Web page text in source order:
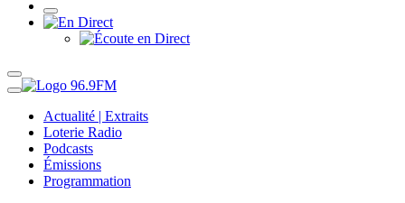
Actualité | Extraits
Loterie Radio
Podcasts
Émissions
Programmation